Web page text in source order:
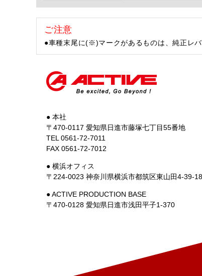
ご注意
●車種末尾に(※)マークがあるものは、純正レ
● 本社
〒470-0117 愛知県日進市藤塚七丁目55番地
TEL 0561-72-7011
FAX 0561-72-7012
● 横浜オフィス
〒224-0023 神奈川県横浜市都筑区東山田4-39-18
● ACTIVE PRODUCTION BASE
〒470-0128 愛知県日進市浅田平子1-370